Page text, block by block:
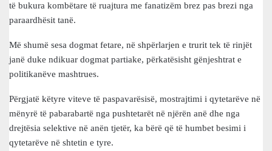
të bukura kombëtare të ruajtura me fanatizëm brez pas brezi nga
paraardhësit tanë.
Më shumë sesa dogmat fetare, në shpërlarjen e trurit tek të rinjët
janë duke ndikuar dogmat partiake, përkatësisht gënjeshtrat e
politikanëve mashtrues.
Përgjatë këtyre viteve të paspavarësisë, mostrajtimi i qytetarëve në
mënyrë të pabarabartë nga pushtetarët në njërën anë dhe nga
drejtësia selektive në anën tjetër, ka bërë që të humbet besimi i
qytetarëve në shtetin e tyre.